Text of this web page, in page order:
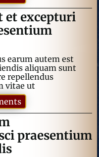
et excepturi
earum autem est
aliquam sunt
repellendus
vitae ut
praesentium